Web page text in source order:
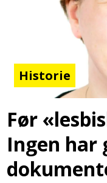
Historie
Før
Ingen har